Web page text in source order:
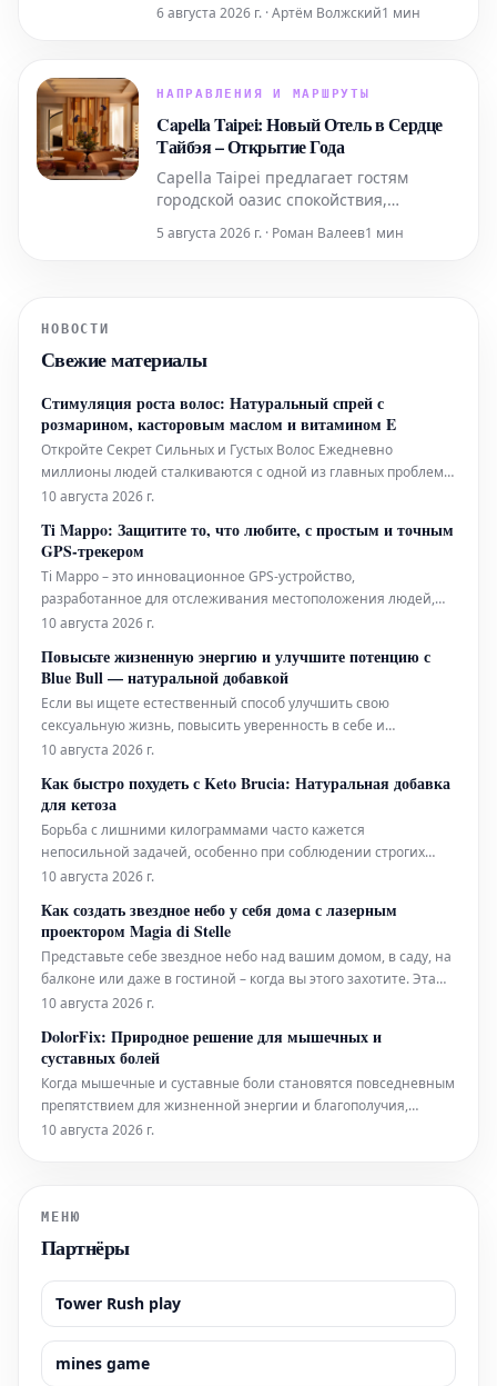
временных специальных
для учителей и военнослужащих.
6 августа 2026 г. · Артём Волжский1 мин
НАПРАВЛЕНИЯ И МАРШРУТЫ
Capella Taipei: Новый Отель в Сердце
Тайбэя – Открытие Года
Capella Taipei предлагает гостям
городской оазис спокойствия,
насыщенную жизнь города. Это место,
5 августа 2026 г. · Роман Валеев1 мин
НОВОСТИ
Свежие материалы
Стимуляция роста волос: Натуральный спрей с
розмарином, касторовым маслом и витамином E
Откройте Секрет Сильных и Густых Волос Ежедневно
миллионы людей сталкиваются с одной из главных проблем
личного благополучия — потерей волос. Стресс, факторы
неправильное питание — лишь некоторые из причин,
которые могут ослабить жизненную силу на
10 августа 2026 г.
Ti Mappo: Защитите то, что любите, с простым и точным
GPS-трекером
Ti Mappo – это инновационное GPS-устройство,
разработанное для отслеживания местоположения людей,
транспортных средств или животных в реальном времени.
высокую точность данных и постоянные обновления,
позволяя вам контролировать местонах
10 августа 2026 г.
Повысьте жизненную энергию и улучшите потенцию с
Blue Bull — натуральной добавкой
Если вы ищете естественный способ улучшить свою
сексуальную жизнь, повысить уверенность в себе и
наслаждаться более полноценными отношениями, Blue Bull
добавка, созданная на основе тщательно отобранных
натуральных ингредиентов, специаль
10 августа 2026 г.
Как быстро похудеть с Keto Brucia: Натуральная добавка
для кетоза
Борьба с лишними килограммами часто кажется
непосильной задачей, особенно при соблюдении строгих
диет, таких как кетогенная. Однако существуют
Например, добавка, разработанная для поддержки кето-диеты
и облегчения похудения, может стать цен
10 августа 2026 г.
Как создать звездное небо у себя дома с лазерным
проектором Magia di Stelle
Представьте себе звездное небо над вашим домом, в саду, на
балконе или даже в гостиной – когда вы этого захотите. Эта
мечта сегодня стала реальностью благодаря Magia di Stelle,
подход к освещению и декорированию внутренних и
внешних пространств
10 августа 2026 г.
DolorFix: Природное решение для мышечных и
суставных болей
Когда мышечные и суставные боли становятся повседневным
препятствием для жизненной энергии и благополучия,
крайне важно найти эффективные, безопасные и, главное,
10 августа 2026 г.
МЕНЮ
Партнёры
Tower Rush play
mines game